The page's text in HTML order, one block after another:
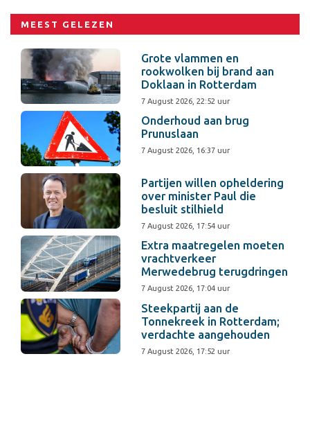
MEEST GELEZEN
Grote vlammen en
rookwolken bij brand aan
Doklaan in Rotterdam
7 August 2026, 22:52 uur
Onderhoud aan brug
Prunuslaan
7 August 2026, 16:37 uur
Partijen willen opheldering
over minister Paul die
besluit stilhield
7 August 2026, 17:54 uur
Extra maatregelen moeten
vrachtverkeer
Merwedebrug terugdringen
7 August 2026, 17:04 uur
Steekpartij aan de
Tonnekreek in Rotterdam;
verdachte aangehouden
7 August 2026, 17:52 uur